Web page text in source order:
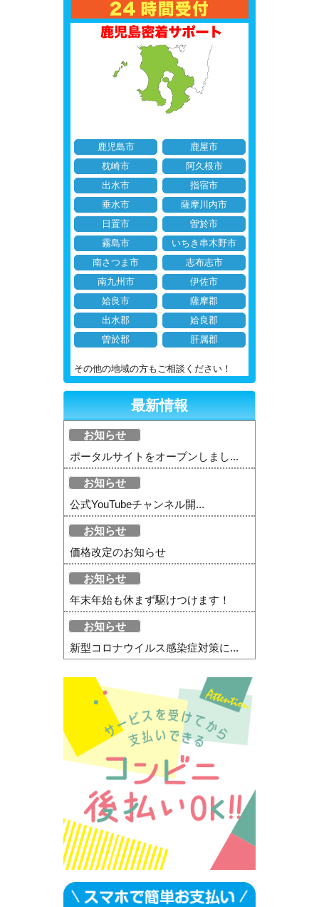
鹿児島市
鹿屋市
枕崎市
阿久根市
出水市
指宿市
垂水市
薩摩川内市
日置市
曽於市
霧島市
いちき串木野市
南さつま市
志布志市
南九州市
伊佐市
姶良市
薩摩郡
出水郡
姶良郡
曽於郡
肝属郡
その他の地域の方もご相談ください！
最新情報
お知らせ
ポータルサイトをオープンしまし...
お知らせ
公式YouTubeチャンネル開...
お知らせ
価格改定のお知らせ
お知らせ
年末年始も休まず駆けつけます！
お知らせ
新型コロナウイルス感染症対策に...